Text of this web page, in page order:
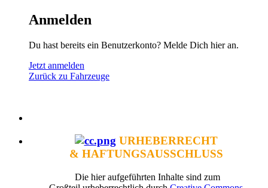
Anmelden
Du hast bereits ein Benutzerkonto? Melde Dich hier an.
Jetzt anmelden
Zurück zu Fahrzeuge
URHEBERRECHT
& HAFTUNGSAUSSCHLUSS
Die hier aufgeführten Inhalte sind zum